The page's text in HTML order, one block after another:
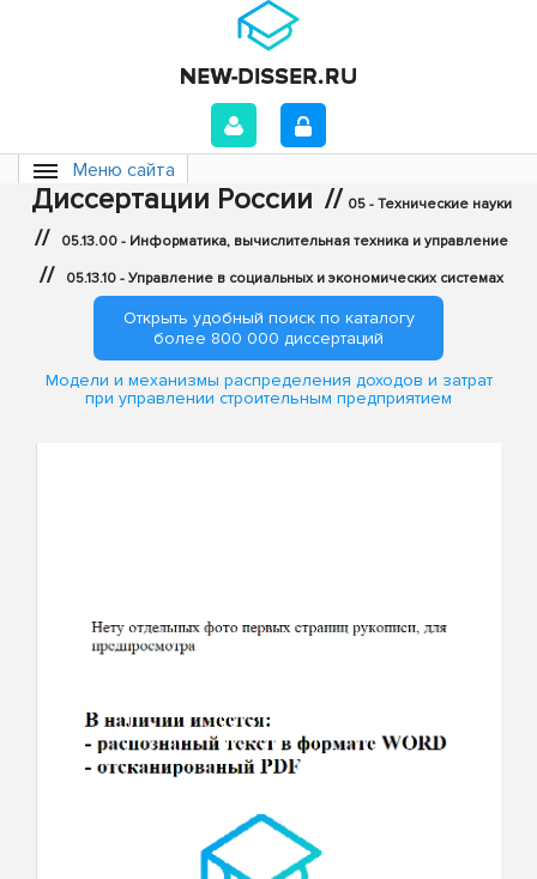
Меню сайта
Диссертации России // 05 - Технические науки
// 05.13.00 - Информатика, вычислительная техника и управление
// 05.13.10 - Управление в социальных и экономических системах
Открыть удобный поиск по каталогу
более 800 000 диссертаций
Модели и механизмы распределения доходов и затрат
при управлении строительным предприятием